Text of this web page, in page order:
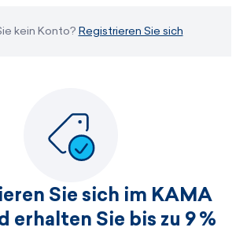
kein Konto? Registrieren Sie sich
Sie sich im KAMA
erhalten Sie bis zu 9 %